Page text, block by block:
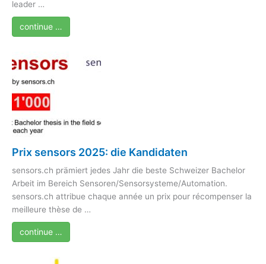
leader …
continue …
Prix sensors 2025: die Kandidaten
sensors.ch prämiert jedes Jahr die beste Schweizer Bachelor
Arbeit im Bereich Sensoren/Sensorsysteme/Automation.
sensors.ch attribue chaque année un prix pour récompenser la
meilleure thèse de …
continue …